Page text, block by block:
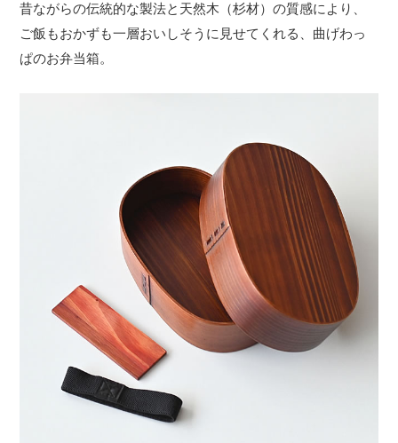
昔ながらの伝統的な製法と天然木（杉材）の質感により、
ご飯もおかずも一層おいしそうに見せてくれる、曲げわっ
ぱのお弁当箱。